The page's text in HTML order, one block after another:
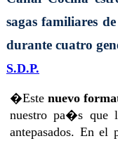
sagas familiares
durante cuatro
S.D.P.
�Estenuevo
nuestro pa�s que
antepasados. En el